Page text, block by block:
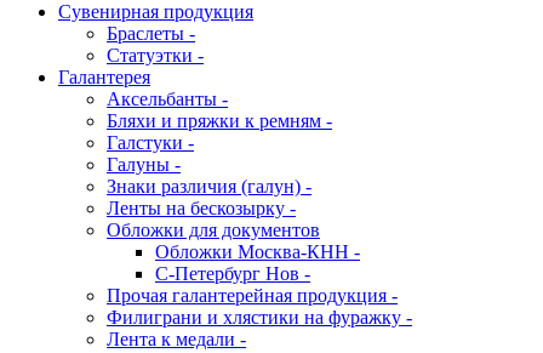
Сувенирная продукция
Браслеты -
Статуэтки -
Галантерея
Аксельбанты -
Бляхи и пряжки к ремням -
Галстуки -
Галуны -
Знаки различия (галун) -
Ленты на бескозырку -
Обложки для документов
Обложки Москва-КНН -
С-Петербург Нов -
Прочая галантерейная продукция -
Филиграни и хлястики на фуражку -
Лента к медали -